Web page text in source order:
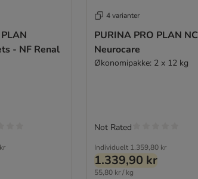
- NF Renal
4 varianter
PURINA PRO PLAN NC
Neurocare
Økonomipakke: 2 x 12 kg
Individuelt 1.359,80 kr
1.339,90 kr
55,80 kr / kg
Not Rated